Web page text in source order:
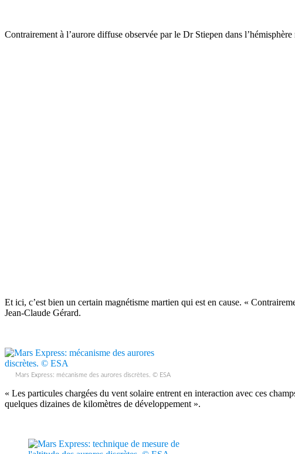
Contrairement à l’aurore diffuse observée par le Dr Stiepen dans
Et ici, c’est bien un certain magnétisme martien qui est en cause. «
Jean-Claude Gérard.
Mars Express: mécanisme des aurores discrètes. © ESA
« Les particules chargées du vent solaire entrent en interaction avec ces
quelques dizaines de kilomètres de développement ».